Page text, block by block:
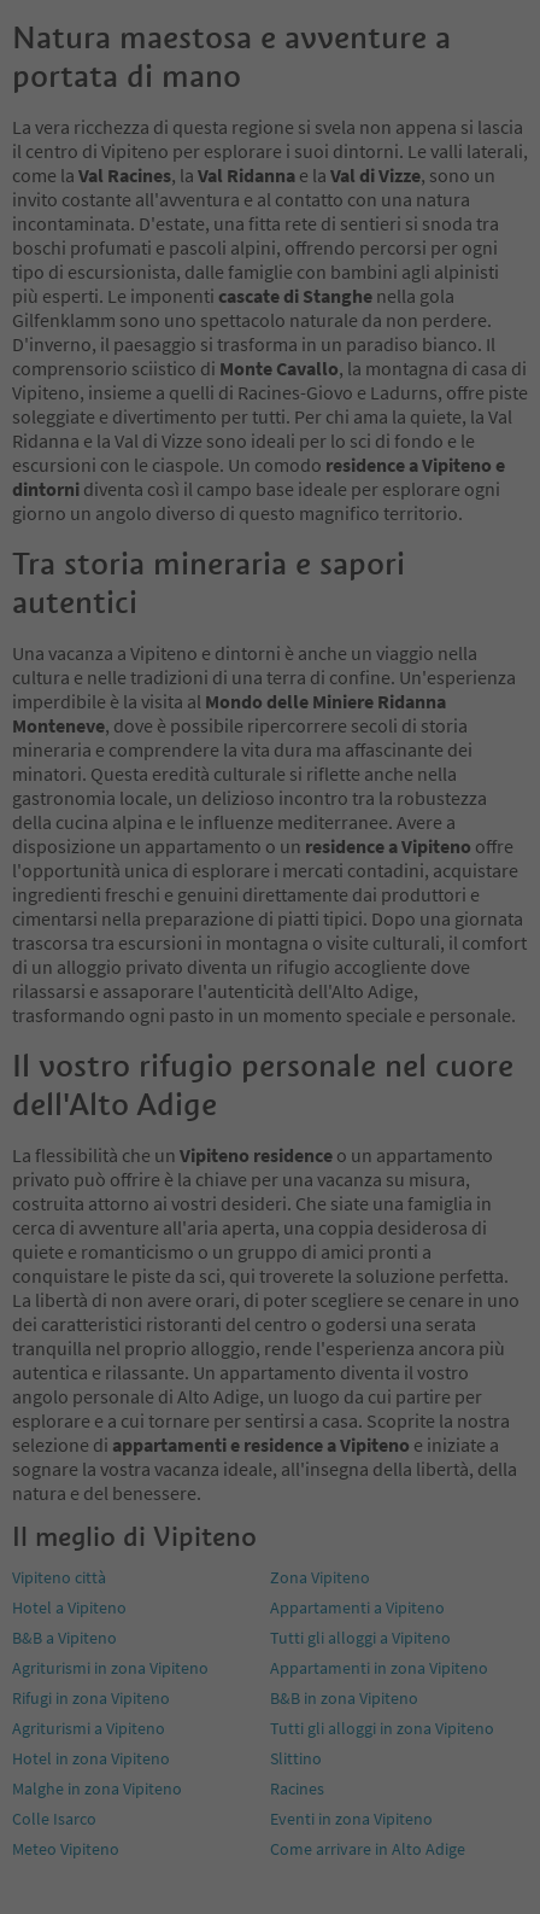
Natura maestosa e avventure a
portata di mano
La vera ricchezza di questa regione si svela non appena si lascia
il centro di Vipiteno per esplorare i suoi dintorni. Le valli laterali,
come la Val Racines, la Val Ridanna e la Val di Vizze, sono un
invito costante all'avventura e al contatto con una natura
incontaminata. D'estate, una fitta rete di sentieri si snoda tra
boschi profumati e pascoli alpini, offrendo percorsi per ogni
tipo di escursionista, dalle famiglie con bambini agli alpinisti
più esperti. Le imponenti cascate di Stanghe nella gola
Gilfenklamm sono uno spettacolo naturale da non perdere.
D'inverno, il paesaggio si trasforma in un paradiso bianco. Il
comprensorio sciistico di Monte Cavallo, la montagna di casa di
Vipiteno, insieme a quelli di Racines-Giovo e Ladurns, offre piste
soleggiate e divertimento per tutti. Per chi ama la quiete, la Val
Ridanna e la Val di Vizze sono ideali per lo sci di fondo e le
escursioni con le ciaspole. Un comodo residence a Vipiteno e
dintorni diventa così il campo base ideale per esplorare ogni
giorno un angolo diverso di questo magnifico territorio.
Tra storia mineraria e sapori
autentici
Una vacanza a Vipiteno e dintorni è anche un viaggio nella
cultura e nelle tradizioni di una terra di confine. Un'esperienza
imperdibile è la visita al Mondo delle Miniere Ridanna
Monteneve, dove è possibile ripercorrere secoli di storia
mineraria e comprendere la vita dura ma affascinante dei
minatori. Questa eredità culturale si riflette anche nella
gastronomia locale, un delizioso incontro tra la robustezza
della cucina alpina e le influenze mediterranee. Avere a
disposizione un appartamento o un residence a Vipiteno offre
l'opportunità unica di esplorare i mercati contadini, acquistare
ingredienti freschi e genuini direttamente dai produttori e
cimentarsi nella preparazione di piatti tipici. Dopo una giornata
trascorsa tra escursioni in montagna o visite culturali, il comfort
di un alloggio privato diventa un rifugio accogliente dove
rilassarsi e assaporare l'autenticità dell'Alto Adige,
trasformando ogni pasto in un momento speciale e personale.
Il vostro rifugio personale nel cuore
dell'Alto Adige
La flessibilità che un Vipiteno residence o un appartamento
privato può offrire è la chiave per una vacanza su misura,
costruita attorno ai vostri desideri. Che siate una famiglia in
cerca di avventure all'aria aperta, una coppia desiderosa di
quiete e romanticismo o un gruppo di amici pronti a
conquistare le piste da sci, qui troverete la soluzione perfetta.
La libertà di non avere orari, di poter scegliere se cenare in uno
dei caratteristici ristoranti del centro o godersi una serata
tranquilla nel proprio alloggio, rende l'esperienza ancora più
autentica e rilassante. Un appartamento diventa il vostro
angolo personale di Alto Adige, un luogo da cui partire per
esplorare e a cui tornare per sentirsi a casa. Scoprite la nostra
selezione di appartamenti e residence a Vipiteno e iniziate a
sognare la vostra vacanza ideale, all'insegna della libertà, della
natura e del benessere.
Il meglio di Vipiteno
Vipiteno città
Zona Vipiteno
Hotel a Vipiteno
Appartamenti a Vipiteno
B&B a Vipiteno
Tutti gli alloggi a Vipiteno
Agriturismi in zona Vipiteno
Appartamenti in zona Vipiteno
Rifugi in zona Vipiteno
B&B in zona Vipiteno
Agriturismi a Vipiteno
Tutti gli alloggi in zona Vipiteno
Hotel in zona Vipiteno
Slittino
Malghe in zona Vipiteno
Racines
Colle Isarco
Eventi in zona Vipiteno
Meteo Vipiteno
Come arrivare in Alto Adige